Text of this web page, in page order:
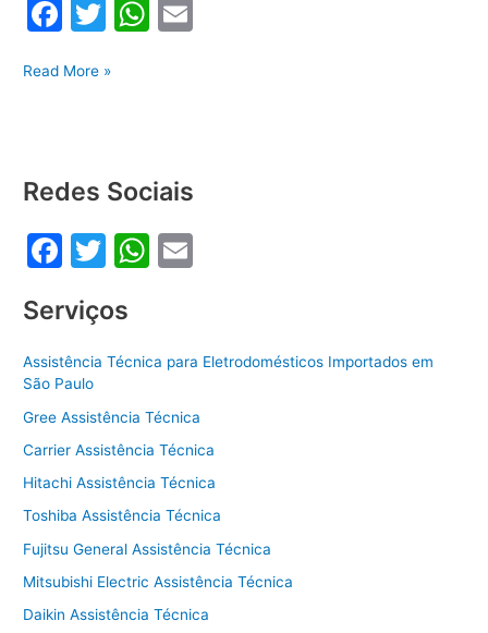
F
c
o
o
k
T
itt
W
p
p
Assistência
Read More »
Redes Sociais
F
c
e
b
o
o
k
T
itt
er
W
s
p
p
l
Serviços
Assistência Técnica para Eletrodomésticos Importados em
São Paulo
Gree Assistência Técnica
Carrier Assistência Técnica
Hitachi Assistência Técnica
Toshiba Assistência Técnica
Fujitsu General Assistência Técnica
Mitsubishi Electric Assistência Técnica
Daikin Assistência Técnica